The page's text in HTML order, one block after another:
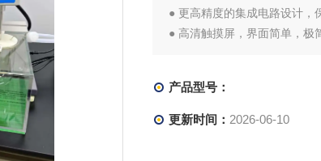
● 更高精度的集成电路设计，
● 高清触摸屏，界面简单，极
液杯。
产品型号：
更新时间： 2026-06-10